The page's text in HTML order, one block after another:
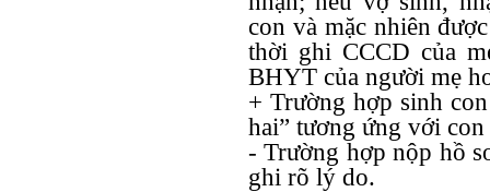
con và mặc nhiên
thời ghi CCCD của
BHYT của người mẹ
+ Trường hợp sinh
hai” tương ứng với
- Trường hợp nộp hồ
ghi rõ lý do.